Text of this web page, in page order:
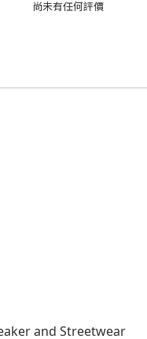
尚未有任何評價
and Streetwear